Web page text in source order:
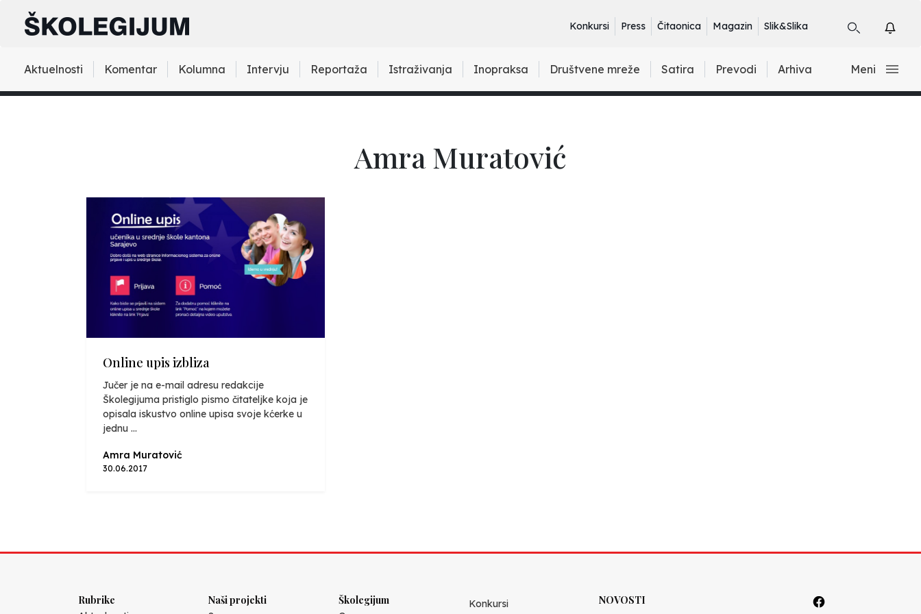
Konkursi Press Čitaonica Magazin Slik&Slika
Aktuelnosti Komentar Kolumna Intervju Reportaža Istraživanja Inopraksa Društvene mreže Satira Prevodi Arhiva Meni
Amra Muratović
Online upis izbliza
Jučer je na e-mail adresu redakcije
Školegijuma pristiglo pismo čitateljke koja je
opisala iskustvo online upisa svoje kćerke u
jednu ...
Amra Muratović
30.06.2017
Rubrike Naši projekti Školegijum
Konkursi
NOVOSTI